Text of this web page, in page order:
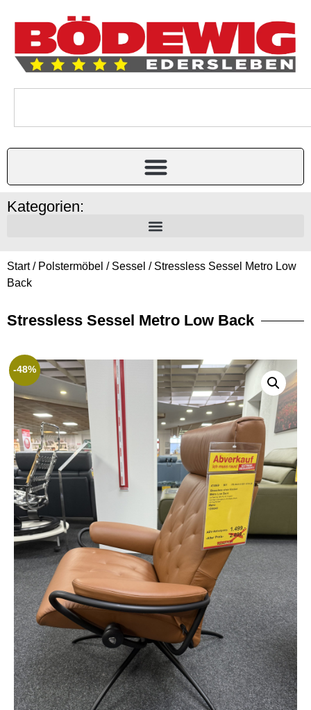
Kategorien:
Start/ Polstermöbel / Sessel / Stressless Sessel Metro Low
Back
Stressless Sessel Metro Low Back
-48%